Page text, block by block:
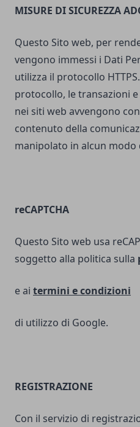
MISURE DI SICUREZZA
Questo Sito web, per
vengono immessi i Dati
utilizza il protocollo
protocollo, le transazioni
nei siti web avvengono
contenuto della
manipolato in alcun modo
reCAPTCHA
Questo Sito web usa
soggetto alla politica sulla
e ai termini econdizioni
di utilizzo di Google.
REGISTRAZIONE
Con il servizio di